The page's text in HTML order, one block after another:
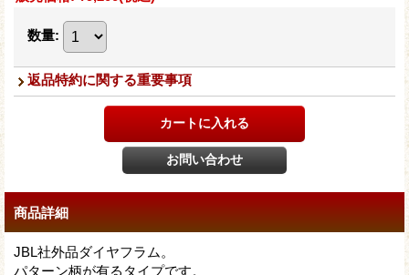
数量:
返品特約に関する重要事項
商品詳細
JBL社外品ダイヤフラム。
パターン柄が有るタイプです。